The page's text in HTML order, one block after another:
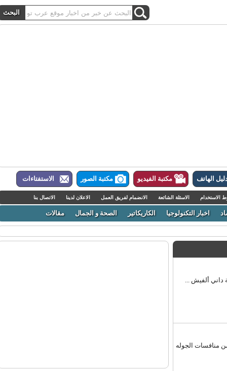
الهاتف مكتبة الفيديو مكتبة الصور الاستفتاءات
الاسئلة الشائعة الانضمام لفريق العمل الاعلان لدينا الاتصال بنا
اخبار التكنولوجيا الكاريكاتير الصحة و الجمال مقالات
ألفيش ...
الجوله